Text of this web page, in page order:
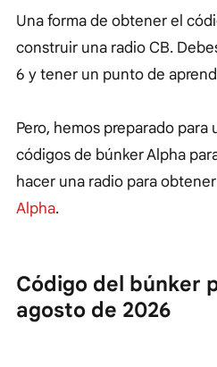
Una forma de obtener el
construir una radio CB.
6 y tener un punto de
Pero, hemos preparado para
códigos de búnker Alpha
hacer una radio para obtener
Alpha.
Código del búnker
agosto de 2026